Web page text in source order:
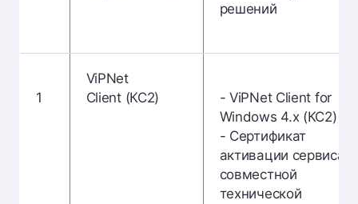
решений
1
ViPNet
Client (КС2)
- ViPNet Client for
Windows 4.х (КС2)
- Сертификат
активации сервиса
совместной
технической